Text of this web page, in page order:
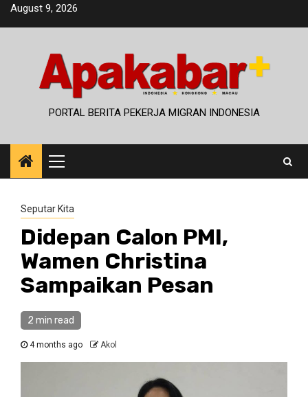
SkipAugust 9, 2026
PORTAL BERITA PEKERJA MIGRAN INDONESIA
Primary
Menu
Seputar Kita
Didepan Calon PMI,
Wamen Christina
Sampaikan Pesan
2 min read
4 months ago Akol